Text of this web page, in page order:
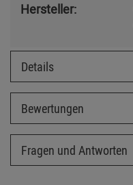
Hersteller:
Details
Bewertungen
Fragen und Antworten